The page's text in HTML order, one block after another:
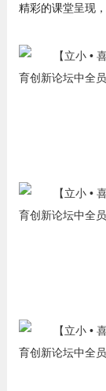
精彩的课堂呈现